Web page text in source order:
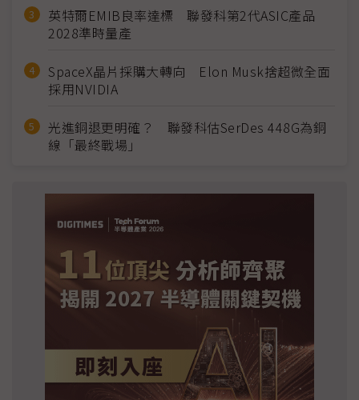
英特爾EMIB良率達標 聯發科第2代ASIC產品
2028準時量產
SpaceX晶片採購大轉向 Elon Musk捨超微全面
採用NVIDIA
光進銅退更明確？ 聯發科估SerDes 448G為銅
線「最終戰場」